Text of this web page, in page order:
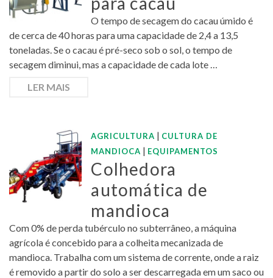
O tempo de secagem do cacau úmido é
de cerca de 40 horas para uma capacidade de 2,4 a 13,5
toneladas. Se o cacau é pré-seco sob o sol, o tempo de
secagem diminui, mas a capacidade de cada lote …
LER MAIS
AGRICULTURA | CULTURA DE
MANDIOCA | EQUIPAMENTOS
Colhedora
automática de
mandioca
Com 0% de perda tubérculo no subterrâneo, a máquina
agrícola é concebido para a colheita mecanizada de
mandioca. Trabalha com um sistema de corrente, onde a raiz
é removido a partir do solo a ser descarregada em um saco ou